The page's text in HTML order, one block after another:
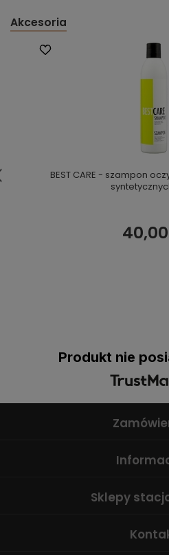
Akcesoria
BEST CARE - szampon
40,00
Produkt nie
Sklepy